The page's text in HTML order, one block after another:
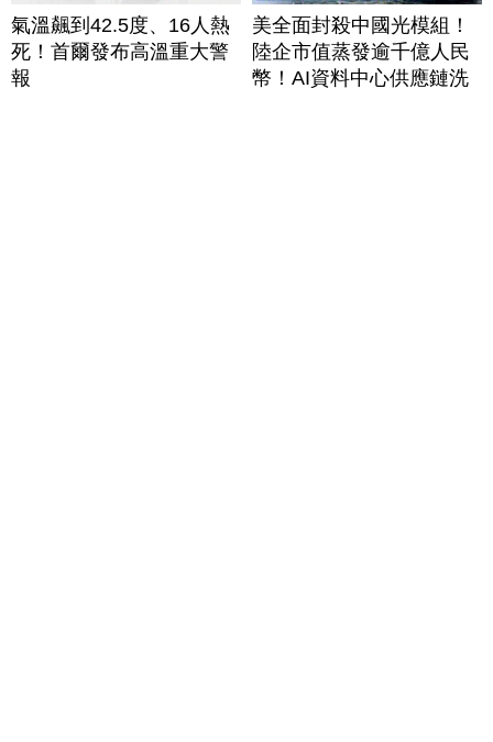
氣溫飆到42.5度、16人熱
死！首爾發布高溫重大警
報
美全面封殺中國光模組！
陸企市值蒸發逾千億人民
幣！AI資料中心供應鏈洗